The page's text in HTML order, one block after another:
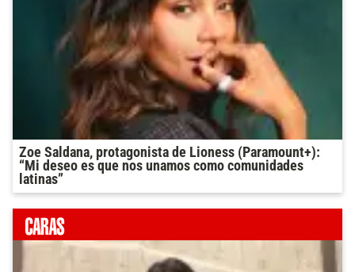
Zoe Saldana, protagonista de Lioness (Paramount+):
“Mi deseo es que nos unamos como comunidades
latinas”